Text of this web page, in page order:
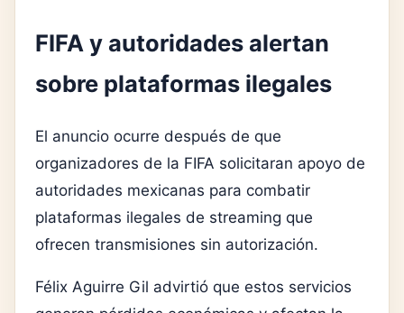
FIFA y autoridades alertan
sobre plataformas ilegales
El anuncio ocurre después de que
organizadores de la FIFA solicitaran apoyo de
autoridades mexicanas para combatir
plataformas ilegales de streaming que
ofrecen transmisiones sin autorización.
Félix Aguirre Gil advirtió que estos servicios